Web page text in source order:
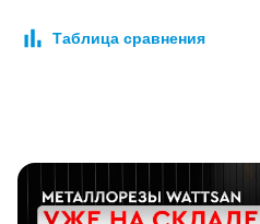
Таблица сравнения